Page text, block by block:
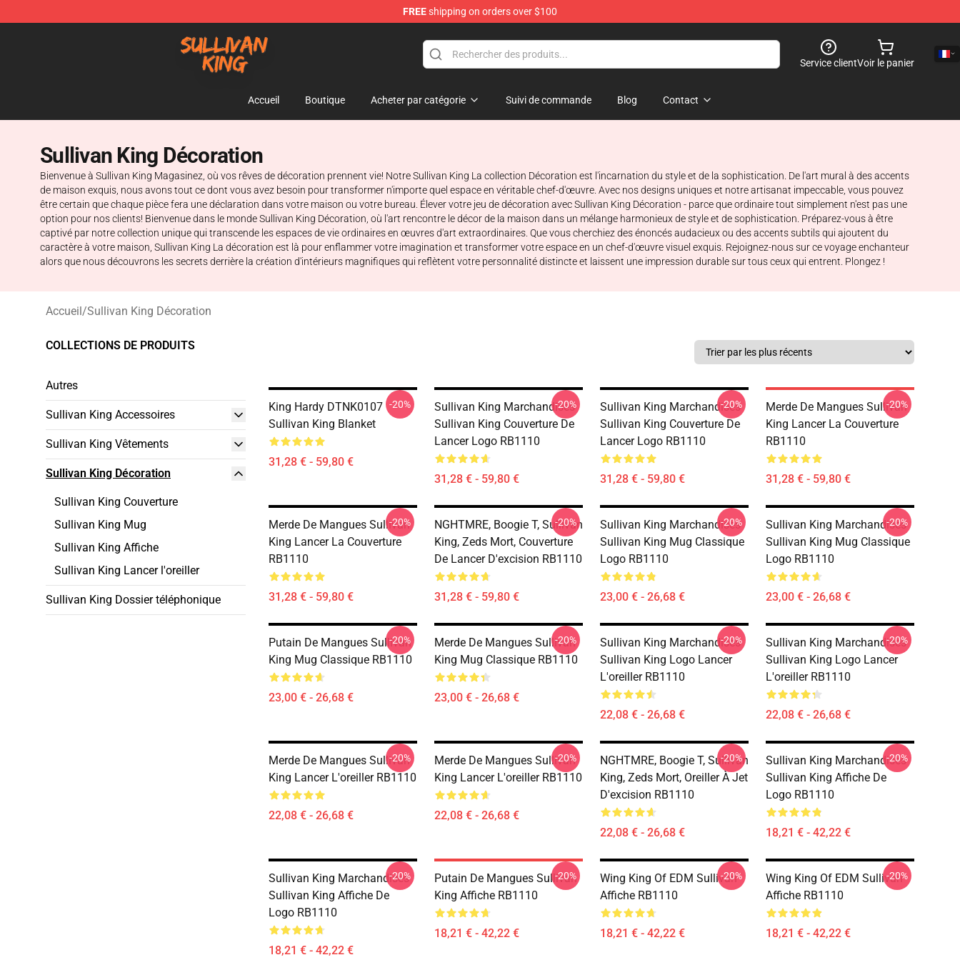
FREEshipping on orders over $100
Sullivan King Shop - Official Sullivan King Merchandise Store
Service clientVoir le panier
Accueil Boutique Acheter par catégorie Suivi de commande Blog Contact
Sullivan King Décoration
Bienvenue à Sullivan King Magasinez, où vos rêves de décoration prennent vie! Notre Sullivan King La collection Décoration est l'incarnation du style et de la sophistication. De l'art mural à des accents
de maison exquis, nous avons tout ce dont vous avez besoin pour transformer n'importe quel espace en véritable chef-d'œuvre. Avec nos designs uniques et notre artisanat impeccable, vous pouvez
être certain que chaque pièce fera une déclaration dans votre maison ou votre bureau. Élever votre jeu de décoration avec Sullivan King Décoration - parce que ordinaire tout simplement n'est pas une
option pour nos clients! Bienvenue dans le monde Sullivan King Décoration, où l'art rencontre le décor de la maison dans un mélange harmonieux de style et de sophistication. Préparez-vous à être
captivé par notre collection unique qui transcende les espaces de vie ordinaires en œuvres d'art extraordinaires. Que vous cherchiez des énoncés audacieux ou des accents subtils qui ajoutent du
caractère à votre maison, Sullivan King La décoration est là pour enflammer votre imagination et transformer votre espace en un chef-d'œuvre visuel exquis. Rejoignez-nous sur ce voyage enchanteur
alors que nous découvrons les secrets derrière la création d'intérieurs magnifiques qui reflètent votre personnalité distincte et laissent une impression durable sur tous ceux qui entrent. Plongez !
Accueil/Sullivan King Décoration
COLLECTIONS DE PRODUITS
Autres
Sullivan King Accessoires
Sullivan King Vêtements
Sullivan King Décoration
Sullivan King Couverture
Sullivan King Mug
Sullivan King Affiche
Sullivan King Lancer l'oreiller
Sullivan King Dossier téléphonique
King Hardy DTNK0107
Sullivan King Blanket
31,28 € - 59,80 €
-20%
Sullivan King Marchandises
Sullivan King Couverture De
Lancer Logo RB1110
31,28 € - 59,80 €
-20%
Sullivan King Marchandises
Sullivan King Couverture De
Lancer Logo RB1110
31,28 € - 59,80 €
-20%
Merde De Mangues Sullivan
King Lancer La Couverture
RB1110
31,28 € - 59,80 €
-20%
Merde De Mangues Sullivan
King Lancer La Couverture
RB1110
31,28 € - 59,80 €
-20%
NGHTMRE, Boogie T, Sullivan
King, Zeds Mort, Couverture
De Lancer D'excision RB1110
31,28 € - 59,80 €
-20%
Sullivan King Marchandises
Sullivan King Mug Classique
Logo RB1110
23,00 € - 26,68 €
-20%
Sullivan King Marchandises
Sullivan King Mug Classique
Logo RB1110
23,00 € - 26,68 €
-20%
Putain De Mangues Sullivan
King Mug Classique RB1110
23,00 € - 26,68 €
-20%
Merde De Mangues Sullivan
King Mug Classique RB1110
23,00 € - 26,68 €
-20%
Sullivan King Marchandises
Sullivan King Logo Lancer
L'oreiller RB1110
22,08 € - 26,68 €
-20%
Sullivan King Marchandises
Sullivan King Logo Lancer
L'oreiller RB1110
22,08 € - 26,68 €
-20%
Merde De Mangues Sullivan
King Lancer L'oreiller RB1110
22,08 € - 26,68 €
-20%
Merde De Mangues Sullivan
King Lancer L'oreiller RB1110
22,08 € - 26,68 €
-20%
NGHTMRE, Boogie T, Sullivan
King, Zeds Mort, Oreiller À Jet
D'excision RB1110
22,08 € - 26,68 €
-20%
Sullivan King Marchandises
Sullivan King Affiche De
Logo RB1110
18,21 € - 42,22 €
-20%
Sullivan King Marchandises
Sullivan King Affiche De
Logo RB1110
18,21 € - 42,22 €
-20%
Putain De Mangues Sullivan
King Affiche RB1110
18,21 € - 42,22 €
-20%
Wing King Of EDM Sullivan
Affiche RB1110
18,21 € - 42,22 €
-20%
Wing King Of EDM Sullivan
Affiche RB1110
18,21 € - 42,22 €
-20%